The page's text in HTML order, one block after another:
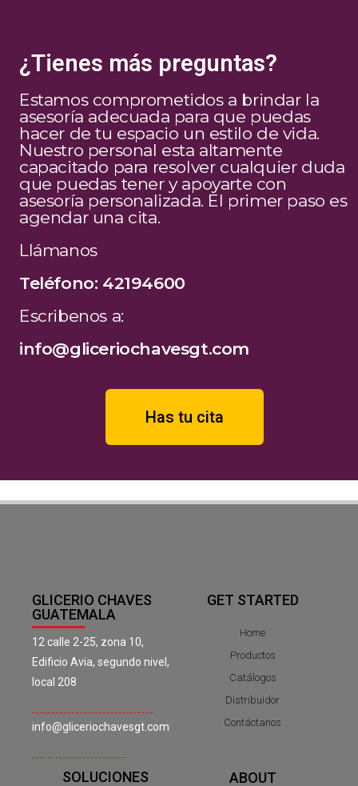
¿Tienes más preguntas?
Estamos comprometidos a brindar la
asesoría adecuada para que puedas
hacer de tu espacio un estilo de vida.
Nuestro personal esta altamente
capacitado para resolver cualquier duda
que puedas tener y apoyarte con
asesoría personalizada. El primer paso es
agendar una cita.
Llámanos
Teléfono: 42194600
Escribenos a:
info@gliceriochavesgt.com
Has tu cita
GLICERIO CHAVES
GUATEMALA
12 calle 2-25, zona 10,
Edificio Avia, segundo nivel,
local 208
info@gliceriochavesgt.com
GET STARTED
Home
Productos
Catálogos
Distribuidor
Contáctanos
SOLUCIONES ABOUT